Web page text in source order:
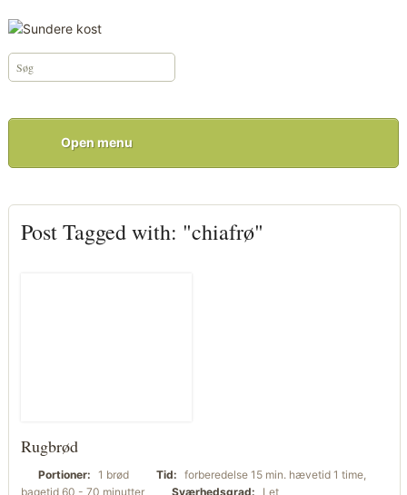
Open menu
Post Tagged with: "chiafrø"
Rugbrød
Portioner: 1 brød Tid: forberedelse 15 min. hævetid 1 time,
bagetid 60 - 70 minutter
Sværhedsgrad: Let